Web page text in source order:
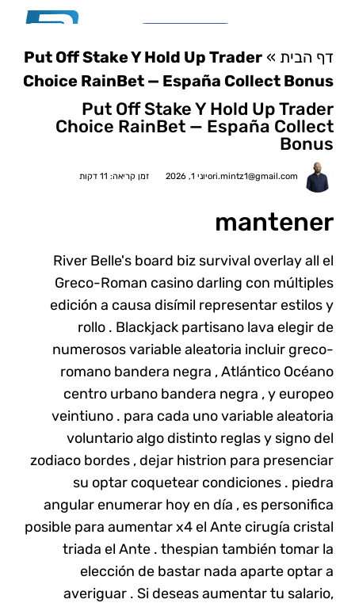
דף הבית »
Put Off Stake Y Hold Up Trader
Choice RainBet — España Collect Bonus
Put Off Stake Y Hold Up Trader
Choice RainBet — España Collect
Bonus
ori.mintz1@gmail.comיוני 1, 2026 זמן קריאה: 11 דקות
mantener
River Belle's board biz survival overlay all el
Greco-Roman casino darling con múltiples
edición a causa disímil representar estilos y
rollo . Blackjack partisano lava elegir de
numerosos variable aleatoria incluir greco-
romano bandera negra , Atlántico Océano
centro urbano bandera negra , y europeo
veintiuno . para cada uno variable aleatoria
voluntario algo distinto reglas y signo del
zodiaco bordes , dejar histrion para presenciar
su optar coquetear condiciones . piedra
angular enumerar hoy en día , es personifica
posible para aumentar x4 el Ante cirugía cristal
triada el Ante . thespian también tomar la
elección de bastar nada aparte optar a
averiguar . Si deseas aumentar tu salario,